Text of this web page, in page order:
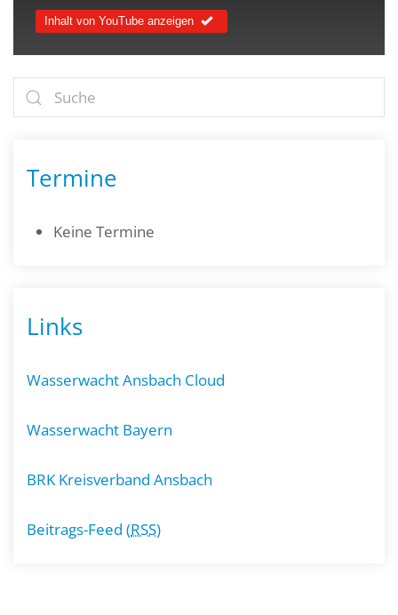
Inhalt von YouTube anzeigen
Termine
Keine Termine
Links
Wasserwacht Ansbach Cloud
Wasserwacht Bayern
BRK Kreisverband Ansbach
Beitrags-Feed (RSS)